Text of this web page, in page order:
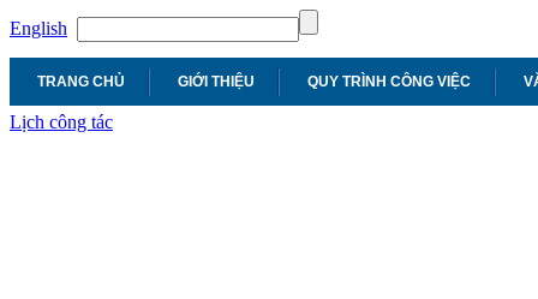
English
TRANG CHỦ GIỚI THIỆU QUY TRÌNH CÔNG VIỆC
Lịch công tác